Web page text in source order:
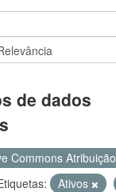
de dados
Commons Atribuição
Ativos